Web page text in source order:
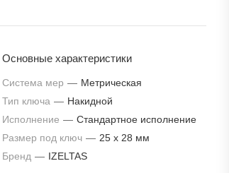
Основные характеристики
Система мер — Метрическая
Тип ключа — Накидной
Исполнение — Стандартное исполнение
Размер под ключ — 25 x 28 мм
Бренд — IZELTAS